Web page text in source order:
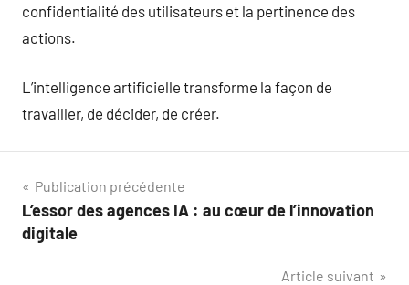
confidentialité des utilisateurs et la pertinence des
actions.
L’intelligence artificielle transforme la façon de
travailler, de décider, de créer.
Navigation
de
Publication précédente
L’essor des agences IA : au cœur de l’innovation
digitale
Article suivant